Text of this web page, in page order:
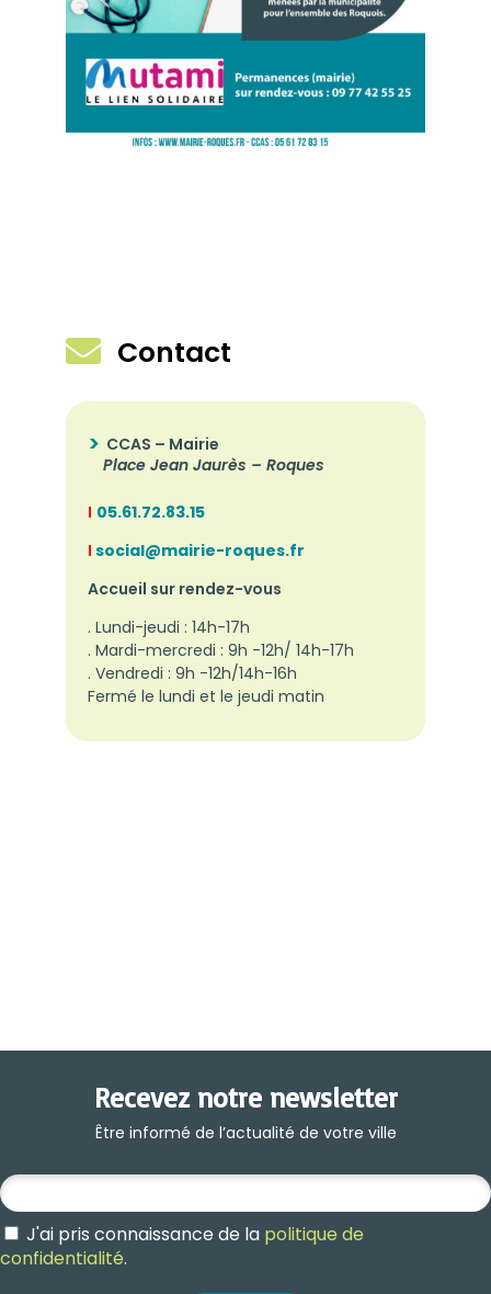
 Contact
CCAS – Mairie
Place Jean Jaurès – Roques
I 05.61.72.83.15
I social@mairie-roques.fr
Accueil sur rendez-vous
. Lundi-jeudi : 14h-17h
. Mardi-mercredi : 9h -12h/ 14h-17h
. Vendredi : 9h -12h/14h-16h
Fermé le lundi et le jeudi matin
Recevez notre newsletter
Être informé de l’actualité de votre ville
J'ai pris connaissance de la politique de
confidentialité.